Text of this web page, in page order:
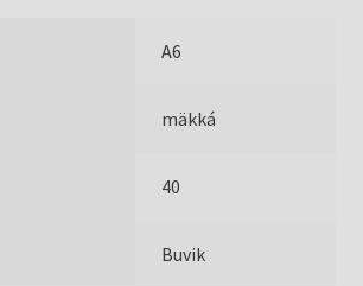
A6
mäkká
40
Buvik